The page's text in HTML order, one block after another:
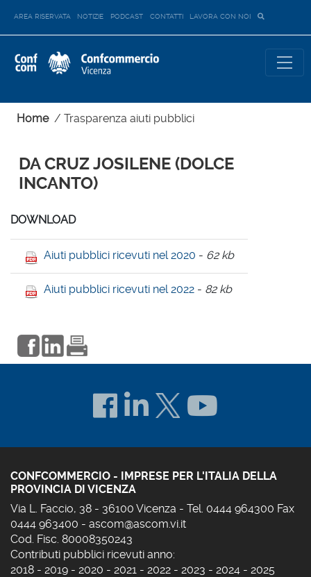
AREA RISERVATA NOTIZIE PODCAST CONTATTI LAVORA CON NOI
Home/ Trasparenza aiuti pubblici
DA CRUZ JOSILENE (DOLCE
INCANTO)
DOWNLOAD
Aiuti pubblici ricevuti nel 2020 - 62 kb
Aiuti pubblici ricevuti nel 2022 - 82 kb
CONFCOMMERCIO - IMPRESE PER L'ITALIA DELLA
PROVINCIA DI VICENZA
Via L. Faccio, 38 - 36100 Vicenza - Tel. 0444 964300 Fax
0444 963400 - ascom@ascom.vi.it
Cod. Fisc. 80008350243
Contributi pubblici ricevuti anno:
2018 - 2019 - 2020 - 2021 - 2022 - 2023 - 2024 - 2025